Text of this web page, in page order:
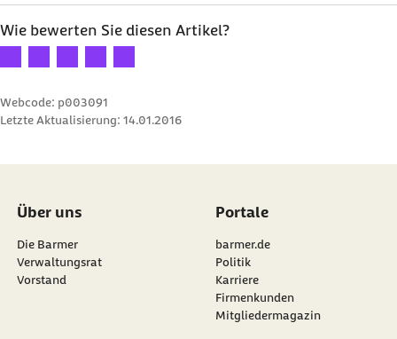
Wie bewerten Sie diesen Artikel?
Ihre Bewertung: 1 Stern
Ihre Bewertung: 2 Sterne
Ihre Bewertung: 3 Sterne
Ihre Bewertung: 4 Sterne
Ihre Bewertung: 5 Sterne
Webcode: p003091
Letzte Aktualisierung: 14.01.2016
Über uns
Die Barmer
Verwaltungsrat
Vorstand
Portale
barmer.de
Politik
Karriere
Firmenkunden
Mitgliedermagazin